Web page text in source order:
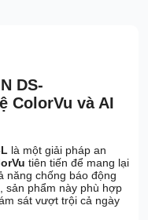
DS-
ColorVu và AI
là một giải pháp an
tiên tiến để mang lại
năng chống báo động
, sản phẩm này phù hợp
sát vượt trội cả ngày